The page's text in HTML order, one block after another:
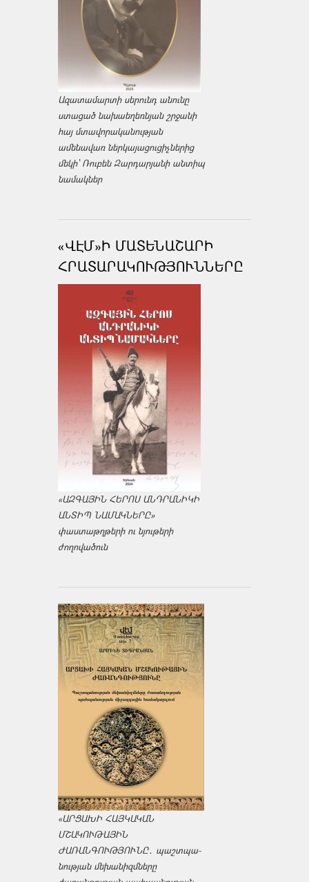
Ազատամարտի սերունդ անունը
ստացած նախաեղեռնյան շրջանի
հայ մտավորականության
ամենավառ ներկայացուցիչներից
մեկի՝ Ռուբեն Զարդարյանի անտիպ
նամակներ
«ՎԷՄ»Ի ՄԱՏԵՆԱՇԱՐԻ
ՀՐԱՏԱՐԱԿՈՒԹՅՈՒՆՆԵՐԸ
«ԱԶԳԱՅԻՆ ՀԵՐՈՍ ԱՆԴՐԱՆԻԿԻ
ԱՆՏԻՊ ՆԱՄԱԿՆԵՐԸ»
փաստաթղթերի ու նյութերի
ժողովածուն
«ԱՐՑԱԽԻ ՀԱՅԿԱԿԱՆ
ՄՇԱԿՈՒԹԱՅԻՆ
ԺԱՌԱՆԳՈՒԹՅՈՒՆԸ․ պաշտպա­
նության մեխանիզմները